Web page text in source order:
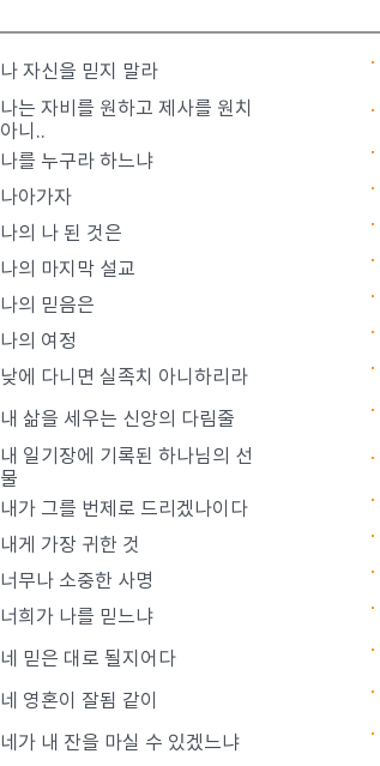
나 자신을 믿지 말라
나는 자비를 원하고 제사를 원치
아니..
나를 누구라 하느냐
나아가자
나의 나 된 것은
나의 마지막 설교
나의 믿음은
나의 여정
낮에 다니면 실족치 아니하리라
내 삶을 세우는 신앙의 다림줄
내 일기장에 기록된 하나님의 선
물
내가 그를 번제로 드리겠나이다
내게 가장 귀한 것
너무나 소중한 사명
너희가 나를 믿느냐
네 믿은 대로 될지어다
네 영혼이 잘됨 같이
네가 내 잔을 마실 수 있겠느냐